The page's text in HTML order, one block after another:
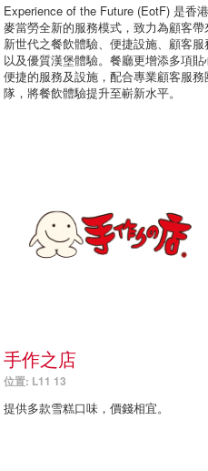
Experience of the Future (EotF) 是香港
麥當勞全新的服務模式，致力為顧客帶
新世代之餐飲體驗、便捷設施、顧客服
以及優質漢堡體驗。餐廳更增添多項貼
便捷的服務及設施，配合專業顧客服務
隊，將餐飲體驗提升至嶄新水平。
手作之店
位置: L11 13
提供多款雪糕口味，價錢相宜。